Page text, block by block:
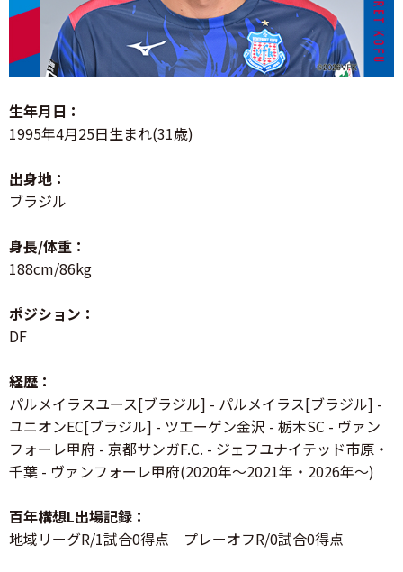
生年月日：
1995年4月25日生まれ(31歳)
出身地：
ブラジル
身長/体重：
188cm/86kg
ポジション：
DF
経歴：
パルメイラスユース[ブラジル] - パルメイラス[ブラジル] -
ユニオンEC[ブラジル] - ツエーゲン金沢 - 栃木SC - ヴァン
フォーレ甲府 - 京都サンガF.C. - ジェフユナイテッド市原・
千葉 - ヴァンフォーレ甲府(2020年～2021年・2026年～)
百年構想L出場記録：
地域リーグR/1試合0得点 プレーオフR/0試合0得点